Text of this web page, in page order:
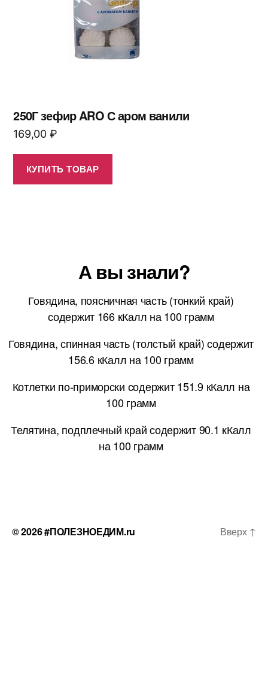
250Г зефир ARO С аром ванили
169,00 ₽
КУПИТЬ ТОВАР
А вы знали?
Говядина, поясничная часть (тонкий край)
содержит 166 кКалл на 100 грамм
Говядина, спинная часть (толстый край) содержит
156.6 кКалл на 100 грамм
Котлетки по-приморски содержит 151.9 кКалл на
100 грамм
Телятина, подплечный край содержит 90.1 кКалл
на 100 грамм
© 2026#ПОЛЕЗНОЕДИМ.ru Вверх ↑